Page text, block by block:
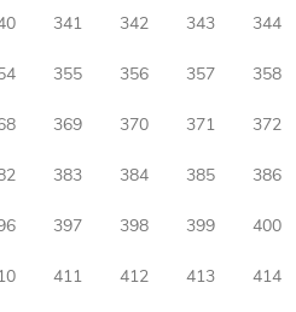
341 342 343 344
355 356 357 358
369 370 371 372
383 384 385 386
397 398 399 400
411 412 413 414